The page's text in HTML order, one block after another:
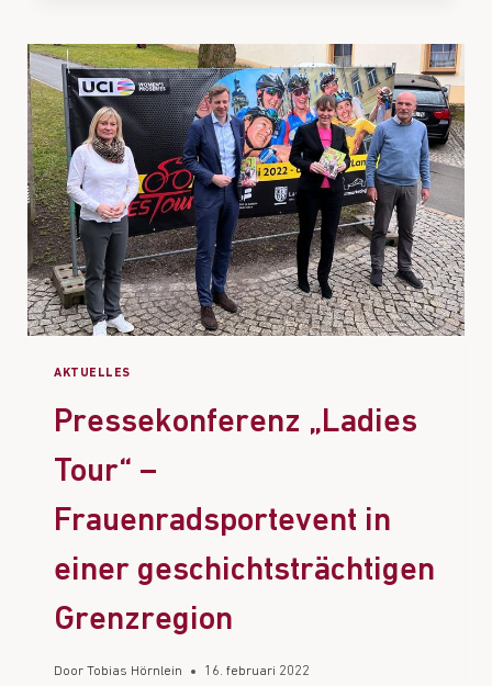
AKTUELLES
Pressekonferenz „Ladies
Tour“ –
Frauenradsportevent in
einer geschichtsträchtigen
Grenzregion
Door Tobias Hörnlein 16. februari 2022